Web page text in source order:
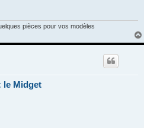
pièces pour vos modèles
le Midget